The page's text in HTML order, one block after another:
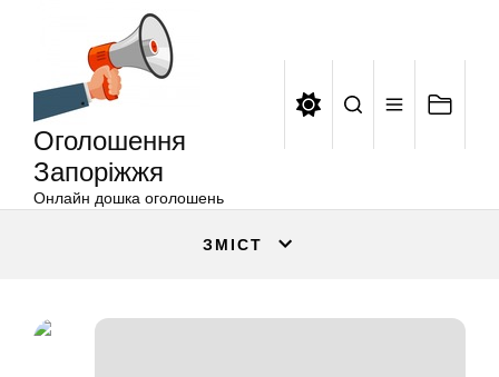
Оголошення
Запоріжжя
Онлайн дошка оголошень
ЗМІСТ